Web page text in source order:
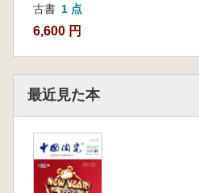
古書 1 点
6,600 円
最近見た本